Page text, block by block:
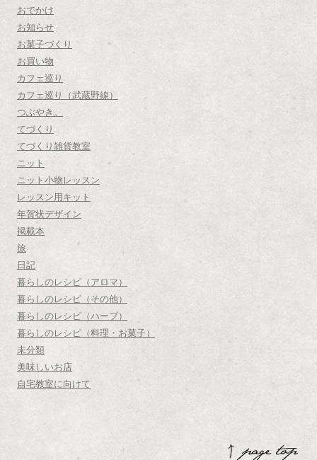
おでかけ
お知らせ
お菓子づくり
お買い物
カフェ巡り
カフェ巡り（武蔵野線）
つぶやき。
てづくり
てづくり雑貨教室
ニット
ニット小物レッスン
レッスン用キット
年賀状デザイン
掲載本
旅
日記
暮らしのレシピ（アロマ）
暮らしのレシピ（その他）
暮らしのレシピ（ハーブ）
暮らしのレシピ（料理・お菓子）
未分類
美味しいお店
自宅教室に向けて